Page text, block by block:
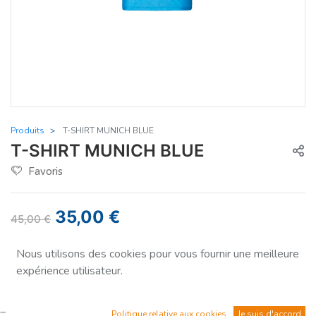
Produits T-SHIRT MUNICH BLUE
T-SHIRT MUNICH BLUE
Favoris
45,00€ 35,00 €
Vous économisez -22%
S
Nous utilisons des cookies pour vous fournir une meilleure
expérience utilisateur.